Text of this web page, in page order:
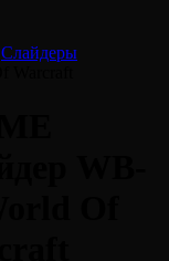
Слайдеры